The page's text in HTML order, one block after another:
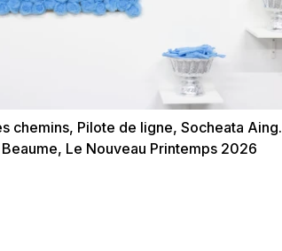
chemins, Pilote de ligne, Socheata Aing.
Le Nouveau Printemps 2026